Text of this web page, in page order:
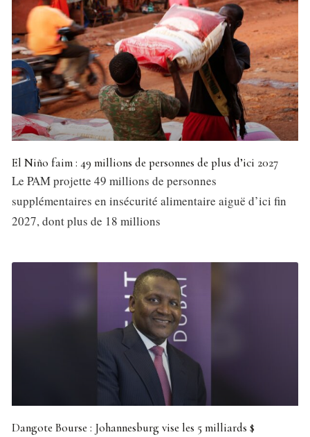
El Niño faim : 49 millions de personnes de plus d’ici 2027
Le PAM projette 49 millions de personnes
supplémentaires en insécurité alimentaire aiguë d’ici fin
2027, dont plus de 18 millions
Dangote Bourse : Johannesburg vise les 5 milliards $